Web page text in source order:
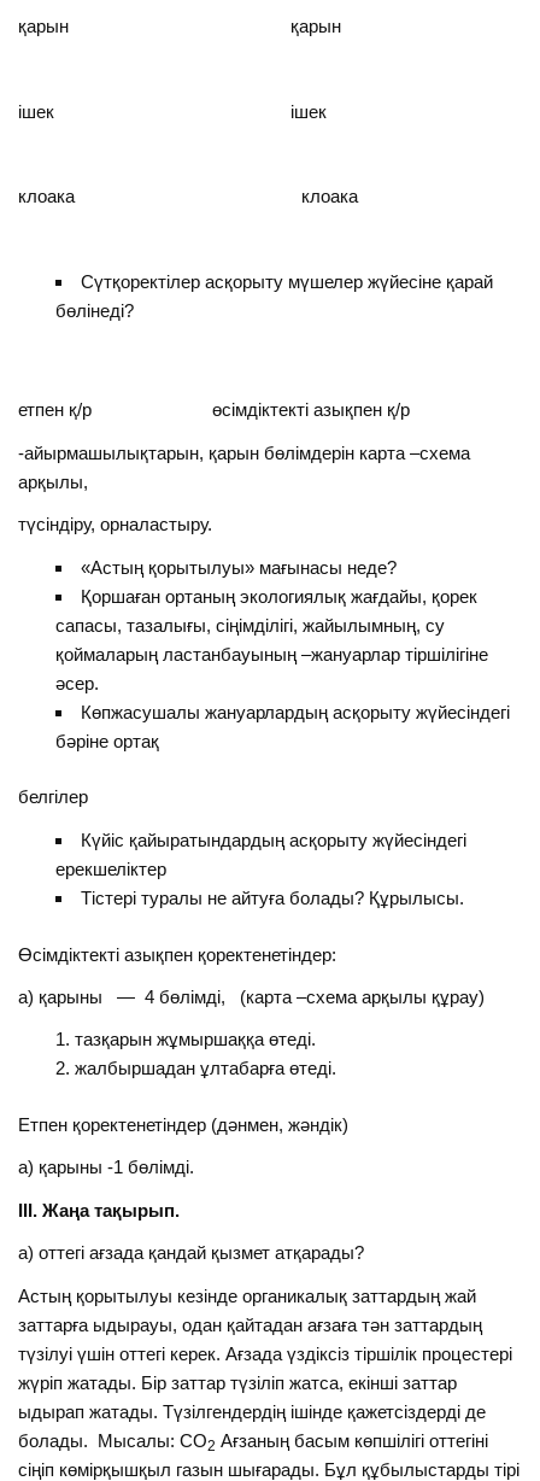
қарын қарын
ішек ішек
клоака клоака
Сүтқоректілер асқорыту мүшелер жүйесіне қарай
бөлінеді?
етпен қ/р өсімдіктекті азықпен қ/р
-айырмашылықтарын, қарын бөлімдерін карта –схема
арқылы,
түсіндіру, орналастыру.
«Астың қорытылуы» мағынасы неде?
Қоршаған ортаның экологиялық жағдайы, қорек
сапасы, тазалығы, сіңімділігі, жайылымның, су
қоймаларың ластанбауының –жануарлар тіршілігіне
әсер.
Көпжасушалы жануарлардың асқорыту жүйесіндегі
бәріне ортақ
белгілер
Күйіс қайыратындардың асқорыту жүйесіндегі
ерекшеліктер
Тістері туралы не айтуға болады? Құрылысы.
Өсімдіктекті азықпен қоректенетіндер:
а) қарыны — 4 бөлімді, (карта –схема арқылы құрау)
тазқарын жұмыршаққа өтеді.
жалбыршадан ұлтабарға өтеді.
Етпен қоректенетіндер (дәнмен, жәндік)
а) қарыны -1 бөлімді.
ІІІ. Жаңа тақырып.
а) оттегі ағзада қандай қызмет атқарады?
Астың қорытылуы кезінде органикалық заттардың жай
заттарға ыдырауы, одан қайтадан ағзаға тән заттардың
түзілуі үшін оттегі керек. Ағзада үздіксіз тіршілік процестері
жүріп жатады. Бір заттар түзіліп жатса, екінші заттар
ыдырап жатады. Түзілгендердің ішінде қажетсіздерді де
болады. Мысалы: СО2 Ағзаның басым көпшілігі оттегіні
сіңіп көмірқышқыл газын шығарады. Бұл құбылыстарды тірі